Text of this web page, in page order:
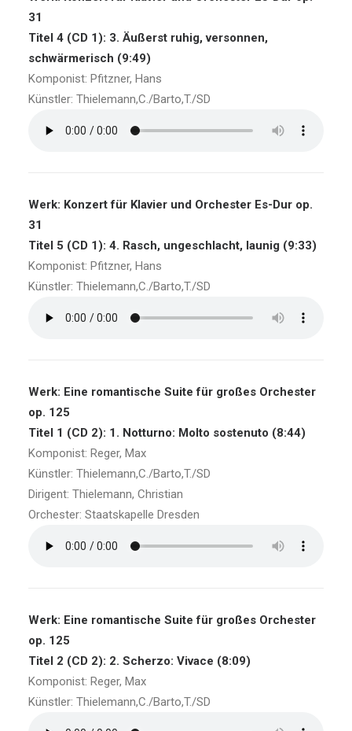
31
Titel 4 (CD 1): 3. Äußerst ruhig, versonnen,
schwärmerisch (9:49)
Komponist: Pfitzner, Hans
Künstler: Thielemann,C./Barto,T./SD
Werk: Konzert für Klavier und Orchester Es-Dur op.
31
Titel 5 (CD 1): 4. Rasch, ungeschlacht, launig (9:33)
Komponist: Pfitzner, Hans
Künstler: Thielemann,C./Barto,T./SD
Werk: Eine romantische Suite für großes Orchester
op. 125
Titel 1 (CD 2): 1. Notturno: Molto sostenuto (8:44)
Komponist: Reger, Max
Künstler: Thielemann,C./Barto,T./SD
Dirigent: Thielemann, Christian
Orchester: Staatskapelle Dresden
Werk: Eine romantische Suite für großes Orchester
op. 125
Titel 2 (CD 2): 2. Scherzo: Vivace (8:09)
Komponist: Reger, Max
Künstler: Thielemann,C./Barto,T./SD